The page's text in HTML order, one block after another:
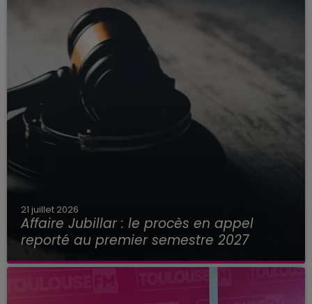
21 juillet 2026
Affaire Jubillar : le procès en appel
reporté au premier semestre 2027